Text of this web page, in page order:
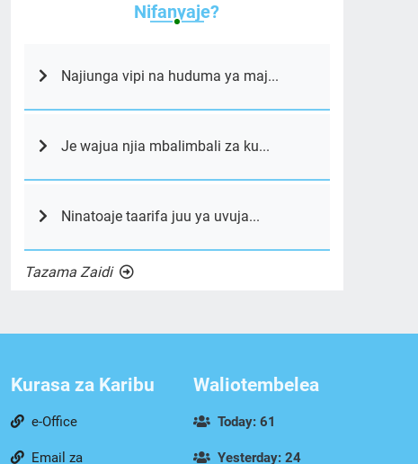
Nifanyaje?
Najiunga vipi na huduma ya maj...
Je wajua njia mbalimbali za ku...
Ninatoaje taarifa juu ya uvuja...
Tazama Zaidi
Kurasa za Karibu
e-Office
Email za
Waliotembelea
Today: 61
Yesterday: 24